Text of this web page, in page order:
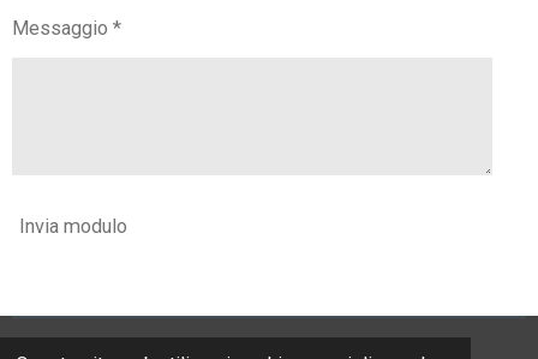
Messaggio *
Invia modulo